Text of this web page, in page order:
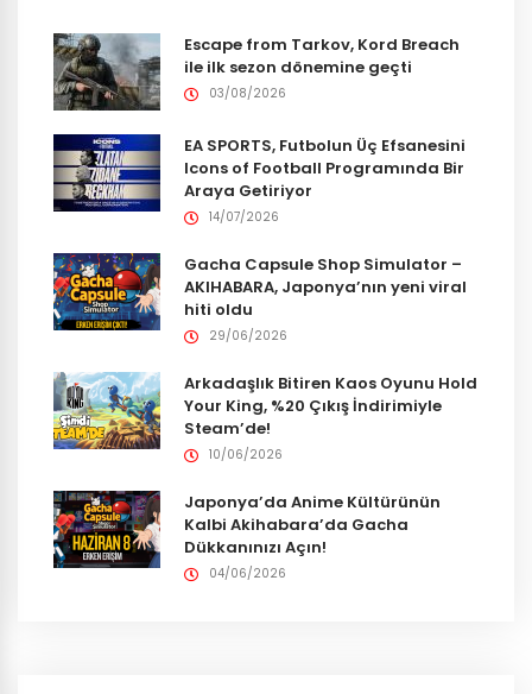
Escape from Tarkov, Kord Breach
ile ilk sezon dönemine geçti
03/08/2026
EA SPORTS, Futbolun Üç Efsanesini
Icons of Football Programında Bir
Araya Getiriyor
14/07/2026
Gacha Capsule Shop Simulator –
AKIHABARA, Japonya’nın yeni viral
hiti oldu
29/06/2026
Arkadaşlık Bitiren Kaos Oyunu Hold
Your King, %20 Çıkış İndirimiyle
Steam’de!
10/06/2026
Japonya’da Anime Kültürünün
Kalbi Akihabara’da Gacha
Dükkanınızı Açın!
04/06/2026